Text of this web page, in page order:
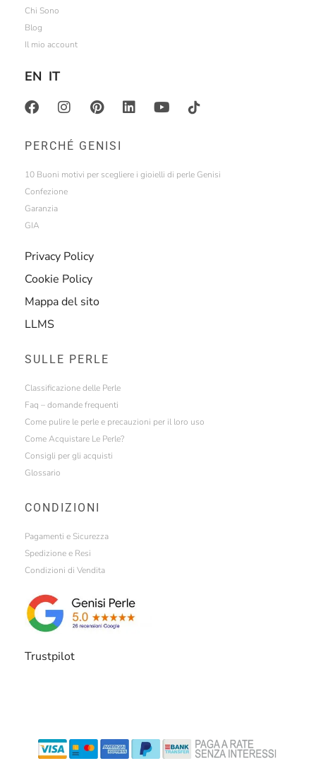
Chi Sono
Blog
Il mio account
EN IT
PERCHÉ GENISI
10 Buoni motivi per scegliere i gioielli di perle Genisi
Confezione
Garanzia
GIA
Privacy Policy
Cookie Policy
Mappa del sito
LLMS
SULLE PERLE
Classificazione delle Perle
Faq – domande frequenti
Come pulire le perle e precauzioni per il loro uso
Come Acquistare Le Perle?
Consigli per gli acquisti
Glossario
CONDIZIONI
Pagamenti e Sicurezza
Spedizione e Resi
Condizioni di Vendita
Trustpilot